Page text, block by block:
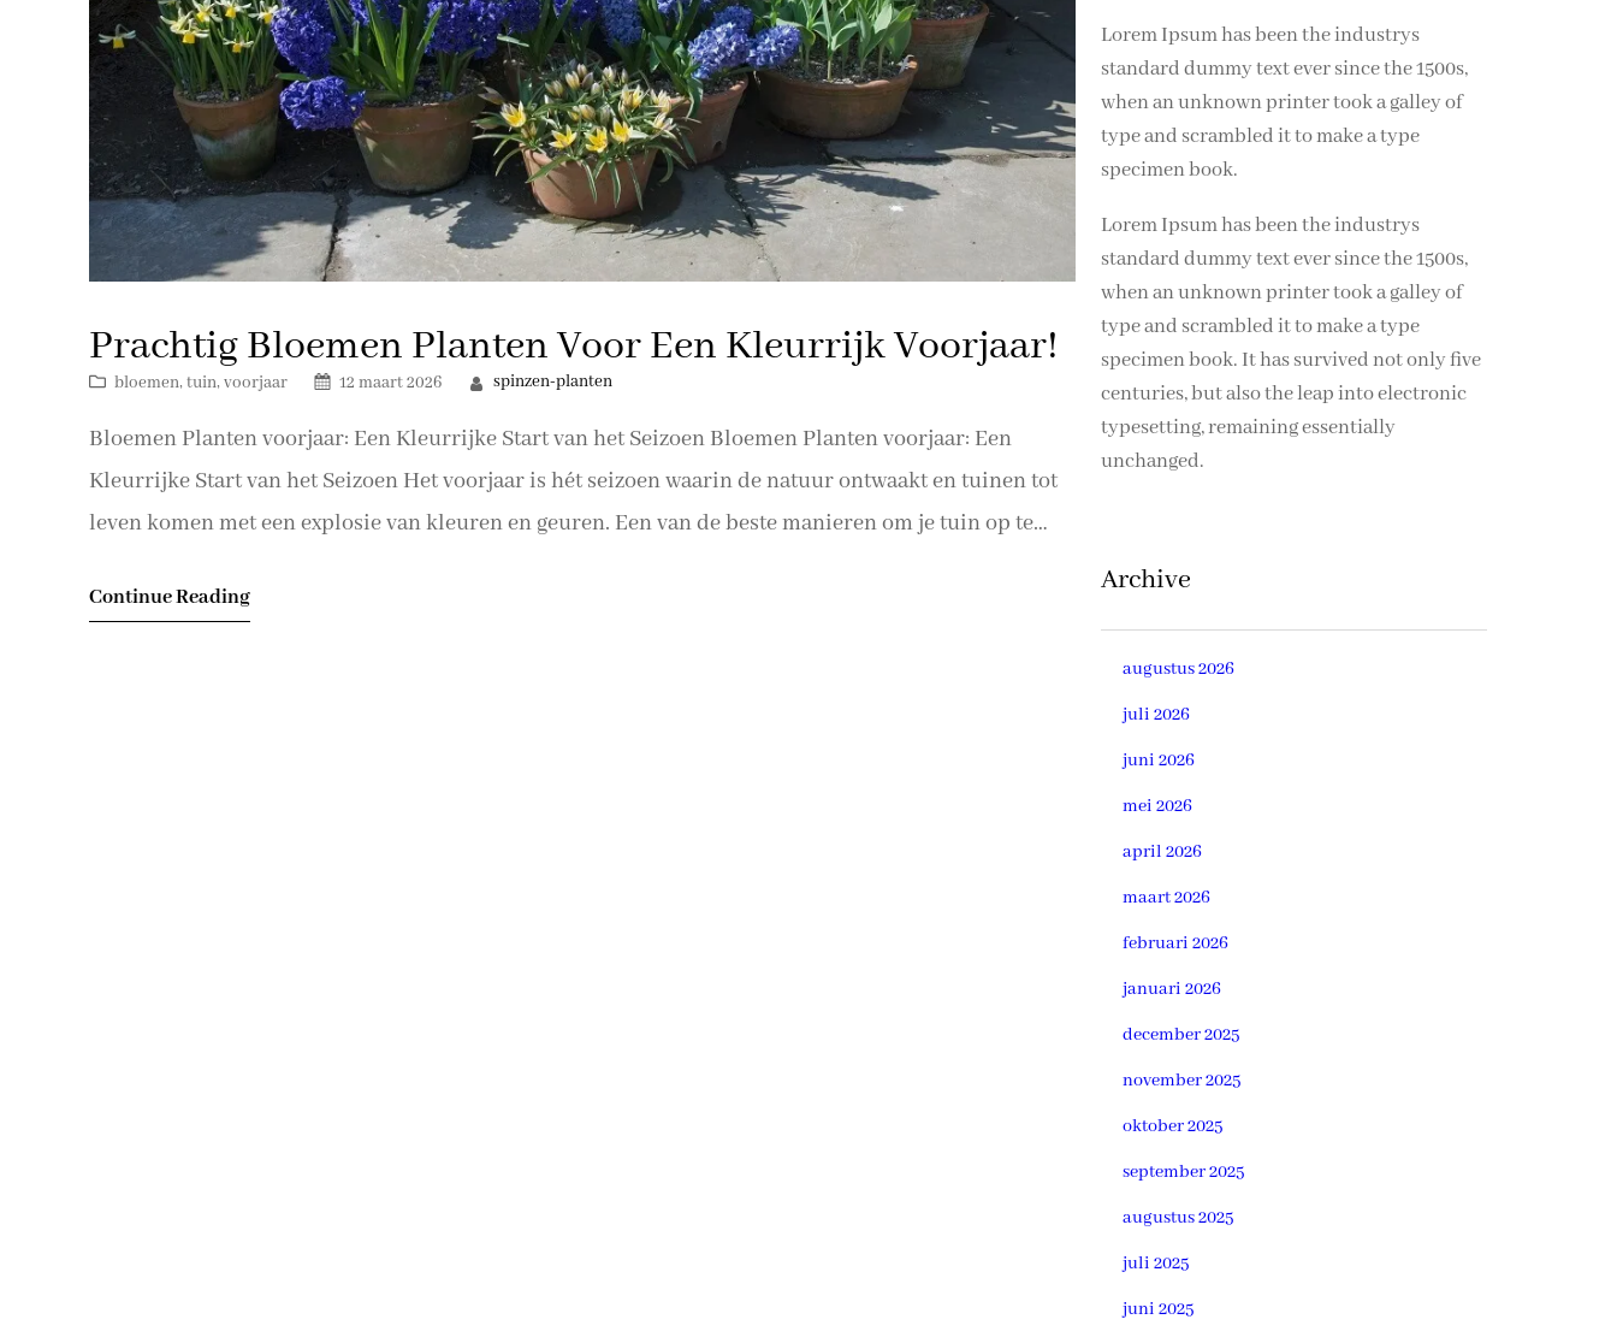
Prachtig Bloemen Planten Voor Een Kleurrijk Voorjaar!
bloemen, tuin, voorjaar 12 maart 2026 spinzen-planten
Bloemen Planten voorjaar: Een Kleurrijke Start van het Seizoen Bloemen Planten voorjaar: Een
Kleurrijke Start van het Seizoen Het voorjaar is hét seizoen waarin de natuur ontwaakt en tuinen tot
leven komen met een explosie van kleuren en geuren. Een van de beste manieren om je tuin op te
Continue Reading
Lorem Ipsum has been the industrys
standard dummy text ever since the 1500s,
when an unknown printer took a galley of
type and scrambled it to make a type
specimen book.
Lorem Ipsum has been the industrys
standard dummy text ever since the 1500s,
when an unknown printer took a galley of
type and scrambled it to make a type
specimen book. It has survived not only five
centuries, but also the leap into electronic
typesetting, remaining essentially
unchanged.
Archive
augustus 2026
juli 2026
juni 2026
mei 2026
april 2026
maart 2026
februari 2026
januari 2026
december 2025
november 2025
oktober 2025
september 2025
augustus 2025
juli 2025
juni 2025